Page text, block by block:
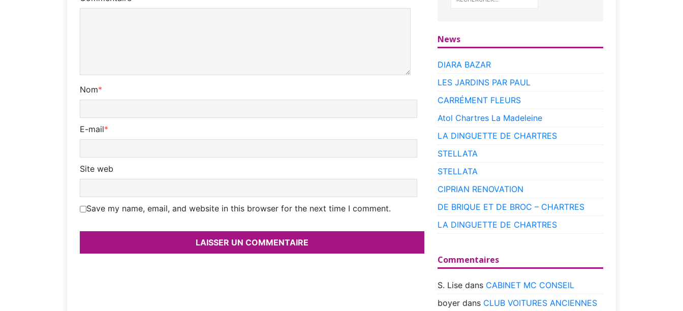
Nom*
E-mail*
Site web
Save my name, email, and website in this browser for the next time I comment.
News
DIARA BAZAR
LES JARDINS PAR PAUL
CARRÉMENT FLEURS
Atol Chartres La Madeleine
LA DINGUETTE DE CHARTRES
STELLATA
STELLATA
CIPRIAN RENOVATION
DE BRIQUE ET DE BROC – CHARTRES
LA DINGUETTE DE CHARTRES
Commentaires
S. Lisedans CABINET MC CONSEIL
boyerdans CLUB VOITURES ANCIENNES